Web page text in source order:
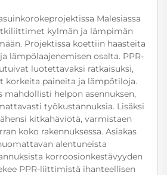
Malesiassa
kylmän ja lämpimän
Projektissa koettiin haasteita
lämpölaajenemisen osalta. PPR-
luotettavaksi ratkaisuksi,
korkeita paineita ja lämpötiloja.
mahdollisti helpon asennuksen,
työkustannuksia. Lisäksi
kitkahäviötä, varmistaen
koko rakennuksessa. Asiakas
alentuneista
korroosionkestävyyden
PPR-liittimistä ihanteellisen